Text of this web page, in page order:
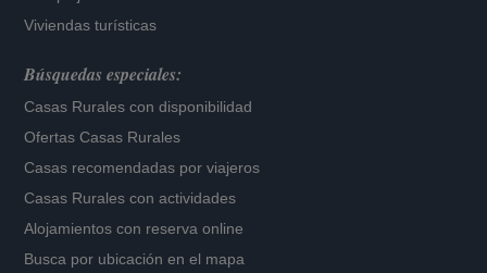
Viviendas turísticas
Búsquedas especiales:
Casas Rurales con disponibilidad
Ofertas Casas Rurales
Casas recomendadas por viajeros
Casas Rurales con actividades
Alojamientos con reserva online
Busca por ubicación en el mapa